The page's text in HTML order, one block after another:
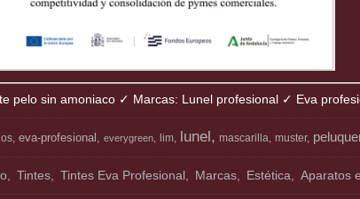
pelo sin amoniaco ✓ Marcas: Lunel profesional ✓ Eva
eva-profesional everygreen lim lunel mascarilla muster
Tintes Tintes Eva Profesional Marcas Estética Aparatos